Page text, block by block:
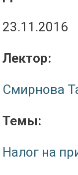
23.11.2016
Лектор:
Смирнова
Темы:
Налог на